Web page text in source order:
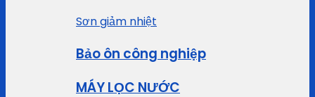
Sơn giảm nhiệt
Bảo ôn công nghiệp
MÁY LỌC NƯỚC